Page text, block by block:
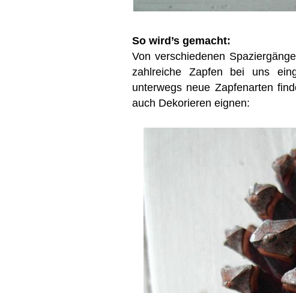
So wird’s gemacht:
Von verschiedenen
zahlreiche Zapfen bei uns
unterwegs neue Zapfenarten
auch Dekorieren eignen: